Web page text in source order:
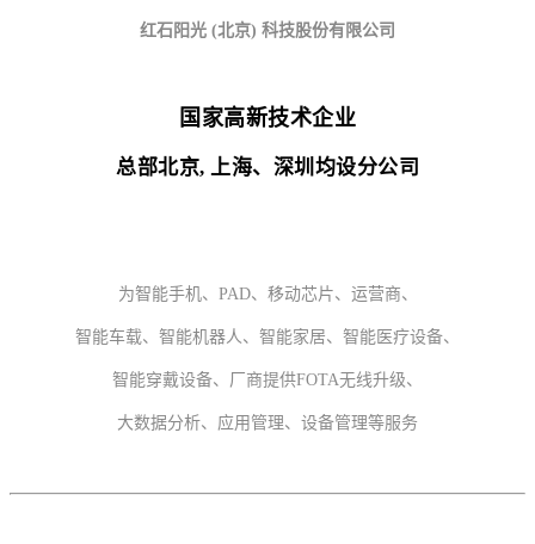
红石阳光 (北京) 科技股份有限公司
国家高新技术企业
总部北京, 上海、深圳均设分公司
为智能手机、PAD、移动芯片、运营商、
智能车载、智能机器人、智能家居、智能医疗设备、
智能穿戴设备、厂商提供FOTA无线升级、
大数据分析、应用管理、设备管理等服务